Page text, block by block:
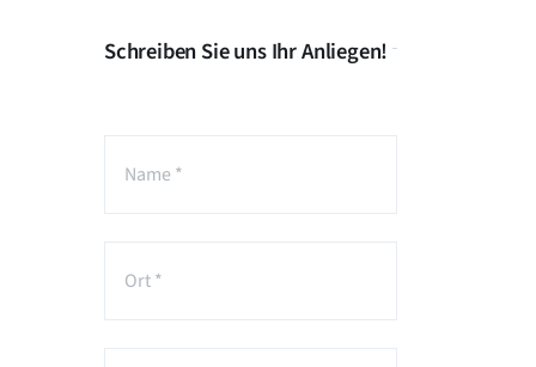
Schreiben Sie uns Ihr Anliegen!